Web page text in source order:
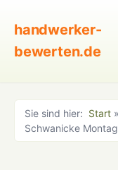
handwerker-
bewerten.de
Sie sind hier: Start »
Schwanicke